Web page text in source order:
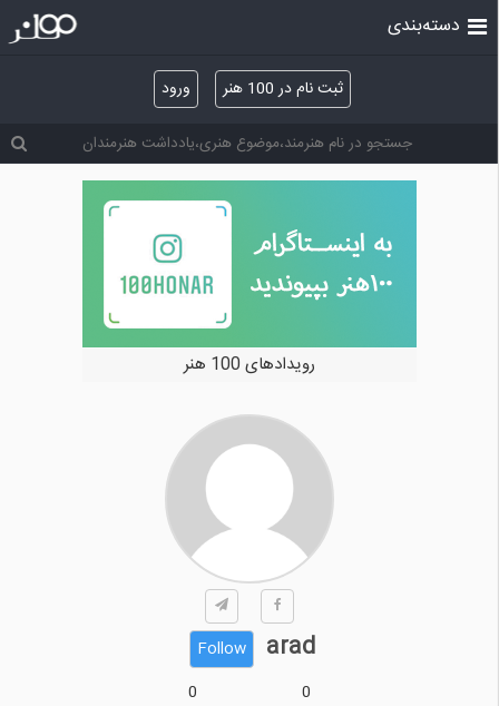
ثبت نام در 100 هنر ورود
دسته‌بندی
رویدادهای 100 هنر
arad
Follow
0
0